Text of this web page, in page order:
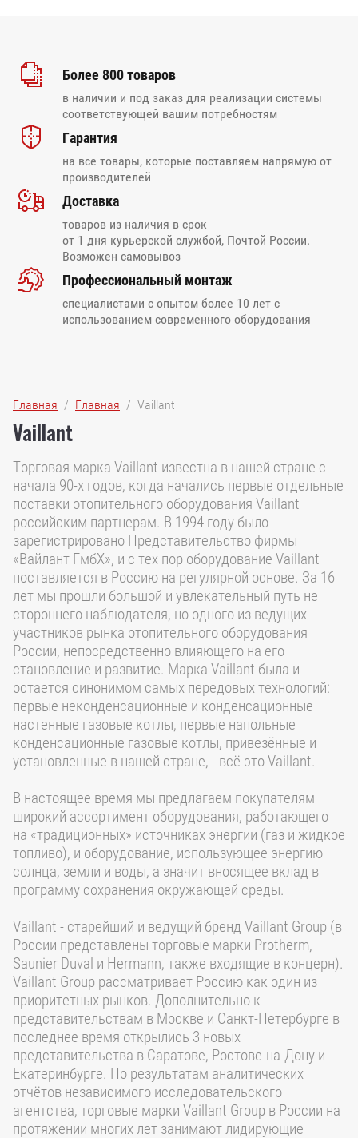
Более 800 товаров
в наличии и под заказ для реализации системы
соответствующей вашим потребностям
Гарантия
на все товары, которые поставляем напрямую от
производителей
Доставка
товаров из наличия в срок
от 1 дня курьерской службой, Почтой России.
Возможен самовывоз
Профессиональный монтаж
специалистами с опытом более 10 лет с
использованием современного оборудования
Главная
  /
Главная
  /  Vaillant
Vaillant
Торговая марка Vaillant известна в нашей стране с
начала 90-х годов, когда начались первые отдельные
поставки отопительного оборудования Vaillant
российским партнерам. В 1994 году было
зарегистрировано Представительство фирмы
«Вайлант ГмбХ», и с тех пор оборудование Vaillant
поставляется в Россию на регулярной основе. За 16
лет мы прошли большой и увлекательный путь не
стороннего наблюдателя, но одного из ведущих
участников рынка отопительного оборудования
России, непосредственно влияющего на его
становление и развитие. Марка Vaillant была и
остается синонимом самых передовых технологий:
первые неконденсационные и конденсационные
настенные газовые котлы, первые напольные
конденсационные газовые котлы, привезённые и
установленные в нашей стране, - всё это Vaillant.
В настоящее время мы предлагаем покупателям
широкий ассортимент оборудования, работающего
на «традиционных» источниках энергии (газ и жидкое
топливо), и оборудование, использующее энергию
солнца, земли и воды, а значит вносящее вклад в
программу сохранения окружающей среды.
Vaillant - старейший и ведущий бренд Vaillant Group (в
России представлены торговые марки Protherm,
Saunier Duval и Hermann, также входящие в концерн).
Vaillant Group рассматривает Россию как один из
приоритетных рынков. Дополнительно к
представительствам в Москве и Санкт-Петербурге в
последнее время открылись 3 новых
представительства в Саратове, Ростове-на-Дону и
Екатеринбурге. По результатам аналитических
отчётов независимого исследовательского
агентства, торговые марки Vaillant Group в России на
протяжении многих лет занимают лидирующие